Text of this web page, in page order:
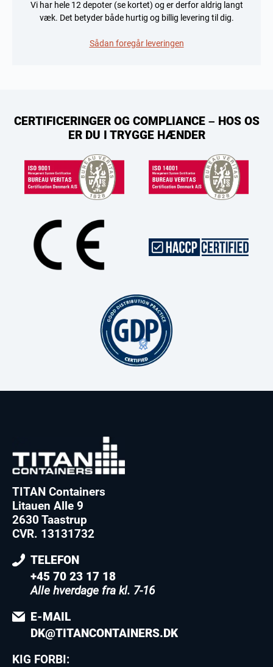
Vi har hele 12 depoter (se kortet) og er derfor aldrig langt
væk. Det betyder både hurtig og billig levering til dig.
Sådan foregår leveringen
CERTIFICERINGER OG COMPLIANCE – HOS OS
ER DU I TRYGGE HÆNDER
TITAN Containers
Litauen Alle 9
2630 Taastrup
CVR. 13131732
TELEFON
+45 70 23 17 18
Alle hverdage fra kl. 7-16
E-MAIL
DK@TITANCONTAINERS.DK
KIG FORBI: